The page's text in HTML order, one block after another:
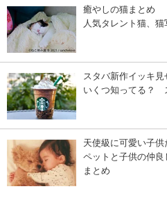
癒やしの猫まとめ
人気タレント猫、
スタバ新作イッキ見
いくつ知ってる？
天使級に可愛い子供
ペットと子供の仲
まとめ